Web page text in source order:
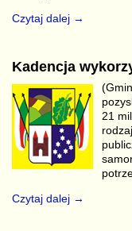
Czytaj dalej →
Kadencja
21
Czytaj dalej →